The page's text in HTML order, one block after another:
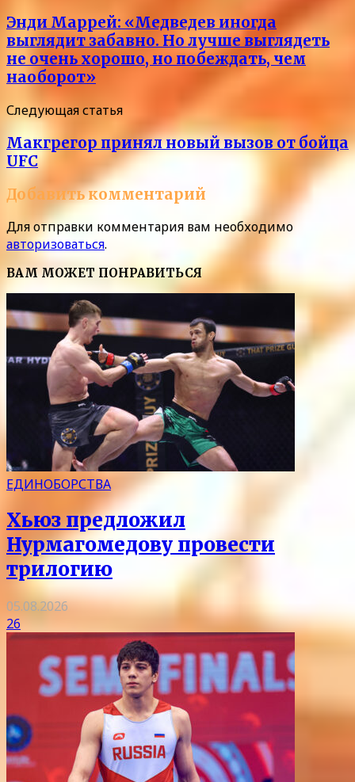
Энди Маррей: «Медведев иногда
выглядит забавно. Но лучше выглядеть
не очень хорошо, но побеждать, чем
наоборот»
Следующая статья
Макгрегор принял новый вызов от бойца
UFC
Добавить комментарий
Для отправки комментария вам необходимо
авторизоваться.
ВАМ МОЖЕТ ПОНРАВИТЬСЯ
ЕДИНОБОРСТВА
Хьюз предложил
Нурмагомедову провести
трилогию
05.08.2026
26